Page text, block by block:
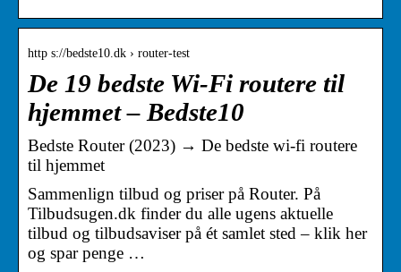
http s://bedste10.dk › router-test
De 19 bedste Wi-Fi routere til
hjemmet – Bedste10
Bedste Router (2023) → De bedste wi-fi routere
til hjemmet
Sammenlign tilbud og priser på Router. På
Tilbudsugen.dk finder du alle ugens aktuelle
tilbud og tilbudsaviser på ét samlet sted – klik her
og spar penge …